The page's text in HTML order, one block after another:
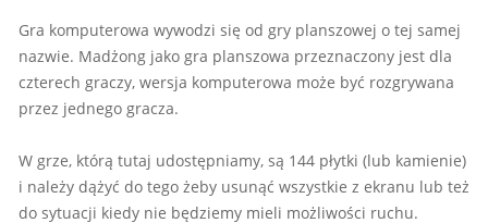
Gra komputerowa wywodzi się od gry planszowej o tej samej
nazwie. Madżong jako gra planszowa przeznaczony jest dla
czterech graczy, wersja komputerowa może być rozgrywana
przez jednego gracza.
W grze, którą tutaj udostępniamy, są 144 płytki (lub kamienie)
i należy dążyć do tego żeby usunąć wszystkie z ekranu lub też
do sytuacji kiedy nie będziemy mieli możliwości ruchu.